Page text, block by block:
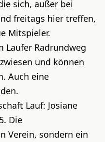
sich, außer bei
freitags hier treffen,
Mitspieler.
Laufer Radrundweg
und können
Auch eine
Lauf: Josiane
Die
Verein, sondern ein